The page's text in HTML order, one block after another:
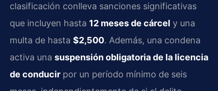
clasificación conlleva sanciones significativas
que incluyen hasta 12 meses de cárcel y una
multa de hasta $2,500. Además, una condena
activa una suspensión obligatoria de la licencia
de conducir por un período mínimo de seis